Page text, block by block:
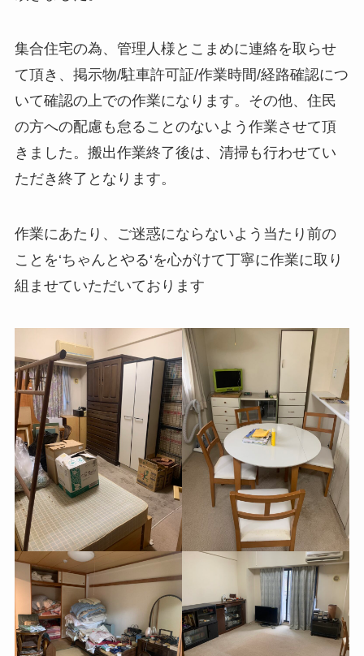
集合住宅の為、管理人様とこまめに連絡を取らせ
て頂き、掲示物/駐車許可証/作業時間/経路確認につ
いて確認の上での作業になります。その他、住民
の方への配慮も怠ることのないよう作業させて頂
きました。搬出作業終了後は、清掃も行わせてい
ただき終了となります。
作業にあたり、ご迷惑にならないよう当たり前の
ことを‘ちゃんとやる‘を心がけて丁寧に作業に取り
組ませていただいております